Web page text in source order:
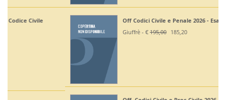
Off Codici Civile e Penale 2026 - Esame Avvocato
Giuffrè - €195,00
Off. Codici Civile e Proc Civile 2026 - Esame Avvocato